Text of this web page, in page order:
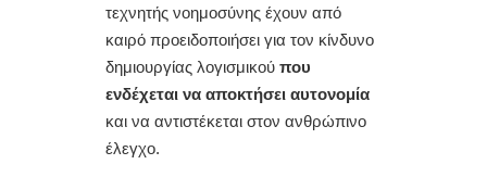
τεχνητής νοημοσύνης έχουν από
καιρό προειδοποιήσει για τον κίνδυνο
δημιουργίας λογισμικούπου
ενδέχεται να αποκτήσει αυτονομία
και να αντιστέκεται στον ανθρώπινο
έλεγχο.